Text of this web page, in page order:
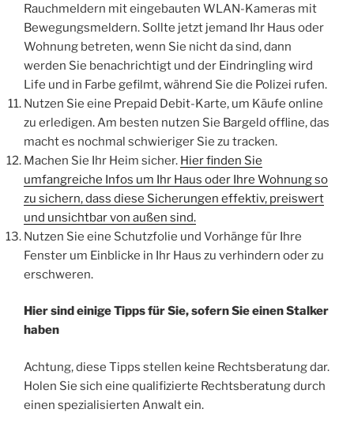
Rauchmeldern mit eingebauten WLAN-Kameras mit
Bewegungsmeldern. Sollte jetzt jemand Ihr Haus oder
Wohnung betreten, wenn Sie nicht da sind, dann
werden Sie benachrichtigt und der Eindringling wird
Life und in Farbe gefilmt, während Sie die Polizei rufen.
Nutzen Sie eine Prepaid Debit-Karte, um Käufe online
zu erledigen. Am besten nutzen Sie Bargeld offline, das
macht es nochmal schwieriger Sie zu tracken.
Machen Sie Ihr Heim sicher. Hier finden Sie
umfangreiche Infos um Ihr Haus oder Ihre Wohnung so
zu sichern, dass diese Sicherungen effektiv, preiswert
und unsichtbar von außen sind.
Nutzen Sie eine Schutzfolie und Vorhänge für Ihre
Fenster um Einblicke in Ihr Haus zu verhindern oder zu
erschweren.
Hier sind einige Tipps für Sie, sofern Sie einen Stalker
haben
Achtung, diese Tipps stellen keine Rechtsberatung dar.
Holen Sie sich eine qualifizierte Rechtsberatung durch
einen spezialisierten Anwalt ein.